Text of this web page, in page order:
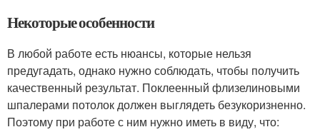
Некоторые особенности
В любой работе есть нюансы, которые нельзя
предугадать, однако нужно соблюдать, чтобы получить
качественный результат. Поклеенный флизелиновыми
шпалерами потолок должен выглядеть безукоризненно.
Поэтому при работе с ним нужно иметь в виду, что: